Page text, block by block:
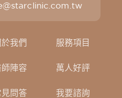
於我們 服務項目
陣容 萬人好評
見問答 我要諮詢